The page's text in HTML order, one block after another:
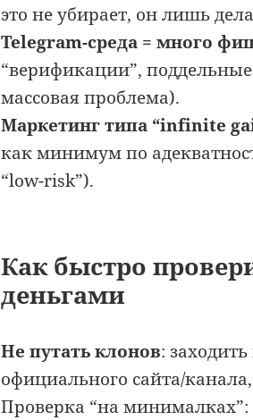
это не убирает, он лишь
Telegram-среда = много
“верификации”,
массовая проблема).
Маркетинг типа “infinite
как минимум по
“low-risk”).
Как быстро
деньгами
Не путать клонов:
официального сайта/
Проверка “на минималках”: